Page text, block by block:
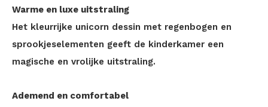
Warme en luxe uitstraling
Het kleurrijke unicorn dessin met regenbogen en
sprookjeselementen geeft de kinderkamer een
magische en vrolijke uitstraling.
Ademend en comfortabel